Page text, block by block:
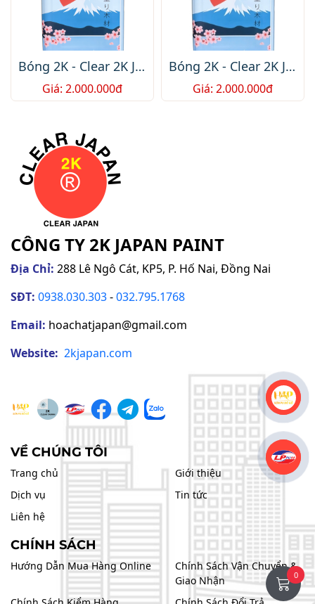
Bóng 2K - Clear 2K JP-
A3-16Kg /2.000.000/
Thùng / 75$ /Box
Giá: 2.000.000đ
Bóng 2K - Clear 2K JP-
A5-16Kg /2.000.000 /
Thùng / 75$ /Box
Giá: 2.000.000đ
CÔNG TY 2K JAPAN PAINT
Địa Chỉ: 288 Lê Ngô Cát, KP5, P. Hố Nai, Đồng Nai
SĐT: 0938.030.303-032.795.1768
Email: hoachatjapan@gmail.com
Website: 2kjapan.com
VỀ CHÚNG TÔI
Trang chủ
Giới thiệu
Dịch vụ
Tin tức
Liên hệ
CHÍNH SÁCH
Hướng Dẫn Mua Hàng Online
Chính Sách Vận Chuyển &
Giao Nhận
0